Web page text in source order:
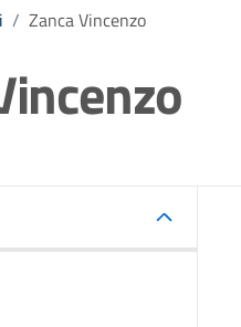
/ Zanca Vincenzo